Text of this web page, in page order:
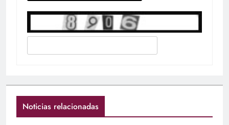
Noticias relacionadas